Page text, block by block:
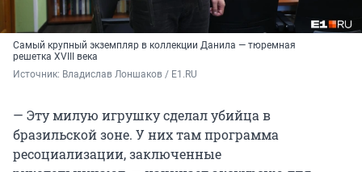
Самый крупный экземпляр в коллекции Данила — тюремная
решетка XVIII века
Источник: Владислав Лоншаков / E1.RU
— Эту милую игрушку сделал убийца в
бразильской зоне. У них там программа
ресоциализации, заключенные